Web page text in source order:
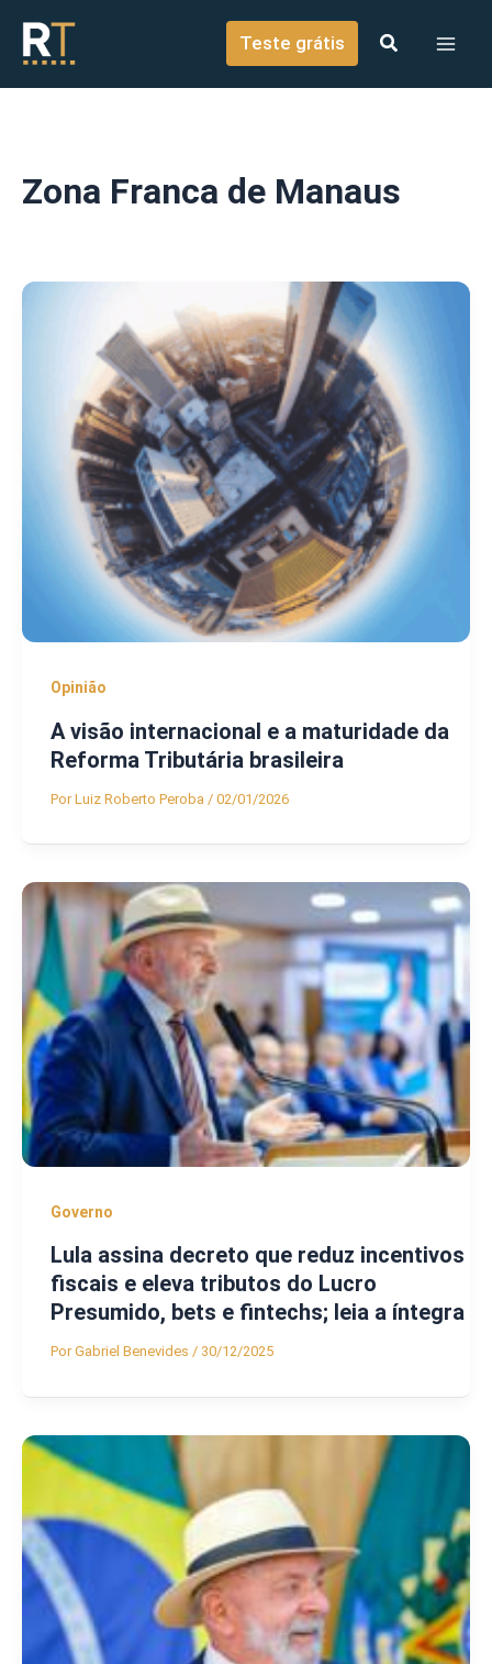
conteúdo
Teste grátis
Zona Franca de Manaus
Opinião
A visão internacional e a maturidade da
Reforma Tributária brasileira
PorLuiz Roberto Peroba / 02/01/2026
Governo
Lula assina decreto que reduz incentivos
fiscais e eleva tributos do Lucro
Presumido, bets e fintechs; leia a íntegra
PorGabriel Benevides / 30/12/2025